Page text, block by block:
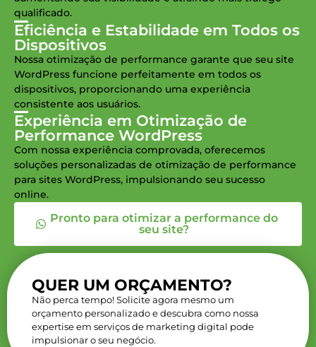
qualificado.
Eficiência e Estabilidade em Todos os
Dispositivos
Nossa otimização de performance garante que seu site
WordPress funcione perfeitamente em todos os
dispositivos, proporcionando uma experiência
consistente aos usuários.
Experiência em Otimização de
Performance WordPress
Com nossa experiência comprovada, oferecemos
soluções personalizadas de otimização de performance
para sites WordPress, impulsionando seu sucesso
online.
Pronto para otimizar a performance do
seu site?
QUER UM ORÇAMENTO?
Não perca tempo! Solicite agora mesmo um
orçamento personalizado e descubra como nossa
expertise em serviços de marketing digital pode
impulsionar o seu negócio.